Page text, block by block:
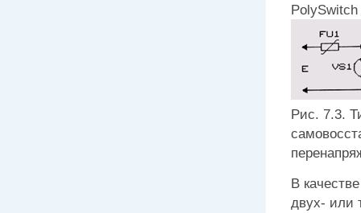
Рис. 7.3.
В
двух- или